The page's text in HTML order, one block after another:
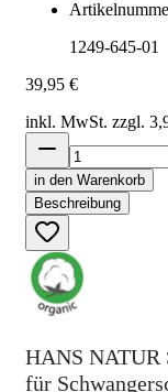
1249-645-01
39,95 €
inkl. MwSt. zzgl.
in den Warenkorb
Beschreibung
HANS NATUR
für